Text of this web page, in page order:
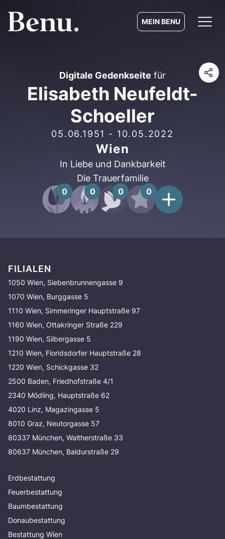
MEIN BENU
Digitale Gedenkseite für
Elisabeth Neufeldt-
Schoeller
05.06.1951 - 10.05.2022
Wien
In Liebe und Dankbarkeit
Die Trauerfamilie
0 0 0 0
FILIALEN
1050 Wien, Siebenbrunnengasse 9
1070 Wien, Burggasse 5
1110 Wien, Simmeringer Hauptstraße 97
1160 Wien, Ottakringer Straße 229
1190 Wien, Silbergasse 5
1210 Wien, Floridsdorfer Hauptstraße 28
1220 Wien, Schickgasse 32
2500 Baden, Friedhofstraße 4/1
2340 Mödling, Hauptstraße 62
4020 Linz, Magazingasse 5
8010 Graz, Neutorgasse 57
80337 München, Waltherstraße 33
80637 München, Baldurstraße 29
Erdbestattung
Feuerbestattung
Baumbestattung
Donaubestattung
Bestattung Wien